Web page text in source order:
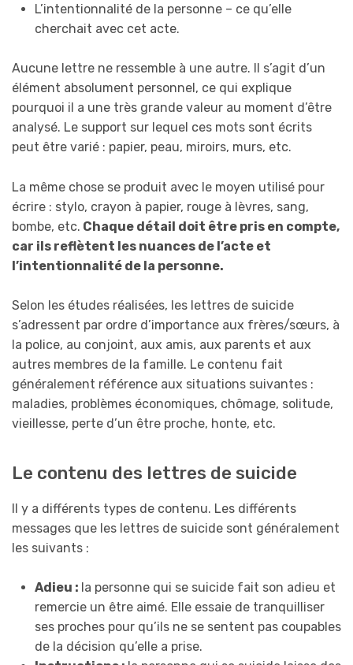
L’intentionnalité de la personne – ce qu’elle
cherchait avec cet acte.
Aucune lettre ne ressemble à une autre. Il s’agit d’un
élément absolument personnel, ce qui explique
pourquoi il a une très grande valeur au moment d’être
analysé. Le support sur lequel ces mots sont écrits
peut être varié : papier, peau, miroirs, murs, etc.
La même chose se produit avec le moyen utilisé pour
écrire : stylo, crayon à papier, rouge à lèvres, sang,
bombe, etc. Chaque détail doit être pris en compte,
car ils reflètent les nuances de l’acte et
l’intentionnalité de la personne.
Selon les études réalisées, les lettres de suicide
s’adressent par ordre d’importance aux frères/sœurs, à
la police, au conjoint, aux amis, aux parents et aux
autres membres de la famille. Le contenu fait
généralement référence aux situations suivantes :
maladies, problèmes économiques, chômage, solitude,
vieillesse, perte d’un être proche, honte, etc.
Le contenu des lettres de suicide
Il y a différents types de contenu. Les différents
messages que les lettres de suicide sont généralement
les suivants :
Adieu : la personne qui se suicide fait son adieu et
remercie un être aimé. Elle essaie de tranquilliser
ses proches pour qu’ils ne se sentent pas coupables
de la décision qu’elle a prise.